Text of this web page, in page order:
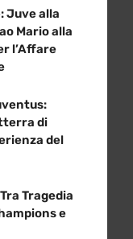
Juve alla
Mario alla
l’Affare
di
del
Tragedia
e